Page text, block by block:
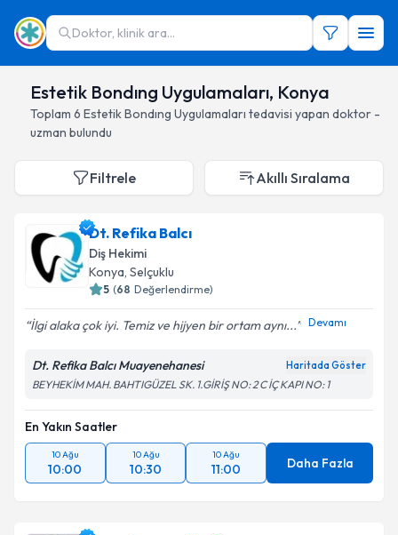
Doktor, klinik ara...
Estetik Bondıng Uygulamaları, Konya
Toplam 6 Estetik Bondıng Uygulamaları tedavisi yapan doktor -
uzman bulundu
Filtrele Akıllı Sıralama
Dt. Refika Balcı
Diş Hekimi
Konya, Selçuklu
5 (68 Değerlendirme)
İlgi alaka çok iyi. Temiz ve hijyen bir ortam aynı... Devamı
Dt. Refika Balcı Muayenehanesi Haritada Göster
BEYHEKİM MAH. BAHTIGÜZEL SK. 1.GİRİŞ NO: 2 C İÇ KAPI NO: 1
En Yakın Saatler
10 Ağu
10:00
10 Ağu
10:30
10 Ağu
11:00 Daha Fazla